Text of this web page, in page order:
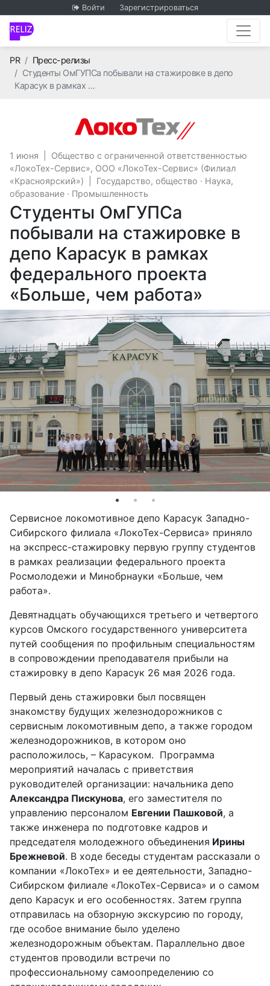
Войти Зарегистрироваться
PRГлавная
Пресс-релизы
Студенты ОмГУПСа побывали на стажировке в депо
Карасук в рамках …
Общество с
1 июня
Общество с ограниченной ответственностью
«ЛокоТех-Сервис», ООО «ЛокоТех-Сервис» (Филиал
«Красноярский»)
Государство, общество · Наука,
образование · Промышленность
Студенты ОмГУПСа
побывали на стажировке в
депо Карасук в рамках
федерального проекта
«Больше, чем работа»
Сервисное локомотивное депо Карасук Западно-
Сибирского филиала «ЛокоТех-Сервиса» приняло
на экспресс-стажировку первую группу студентов
в рамках реализации федерального проекта
Росмолодежи и Минобрнауки «Больше, чем
работа».
Девятнадцать обучающихся третьего и четвертого
курсов Омского государственного университета
путей сообщения по профильным специальностям
в сопровождении преподавателя прибыли на
стажировку в депо Карасук 26 мая 2026 года.
Первый день стажировки был посвящен
знакомству будущих железнодорожников с
сервисным локомотивным депо, а также городом
железнодорожников, в котором оно
расположилось, – Карасуком. Программа
мероприятий началась с приветствия
руководителей организации: начальника депо
Александра Пискунова, его заместителя по
управлению персоналом Евгении Пашковой, а
также инженера по подготовке кадров и
председателя молодежного объединения Ирины
Брежневой. В ходе беседы студентам рассказали о
компании «ЛокоТех» и ее деятельности, Западно-
Сибирском филиале «ЛокоТех-Сервиса» и о самом
депо Карасук и его особенностях. Затем группа
отправилась на обзорную экскурсию по городу,
где особое внимание было уделено
железнодорожным объектам. Параллельно двое
студентов проводили встречи по
профессиональному самоопределению со